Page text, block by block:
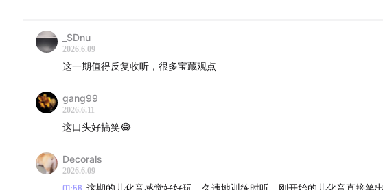
在这期节目中，Tony 系统分享了他对产品品味、判断力、营销、AI、
理的深层思考。他解释了为什么真正伟大的产品不是单点功能，而是一
装，而是客户理解产品的镜片；以及为什么在 AI 让“做东西”变得极其
代，真正稀缺的反而是人的判断、架构能力、故事能力和长期主义。
这期对话尤其适合产品经理、创业者、设计师、工程师和所有正在用 AI
品的人。Tony 对“快软件”“vibe coding”“AI 硬件”“下一代 iPhone”“产品
_SDnu
2026.6.09
这一期值得反复收听，很多宝藏观点
gang99
2026.6.11
这口头好搞笑😂
Decorals
2026.6.09
01:56 这期的儿化音感觉好好玩，久违地训练时听，刚开始的儿化音直接笑